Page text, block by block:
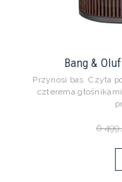
Bang &
Przynosi bas. Czyta
czterema
6